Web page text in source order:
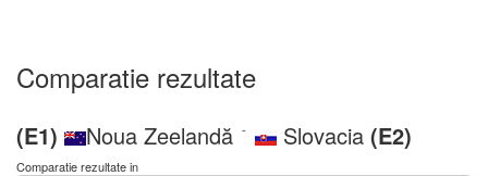
Comparatie rezultate
(E1) Noua Zeelandă - Slovacia (E2)
Comparatie rezultate in